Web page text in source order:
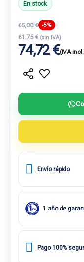
En stock
65,00 € -5%
61.75 € (sin IVA)
74,72 €(IVA
Envío rápido
1 año de
Pago 100%